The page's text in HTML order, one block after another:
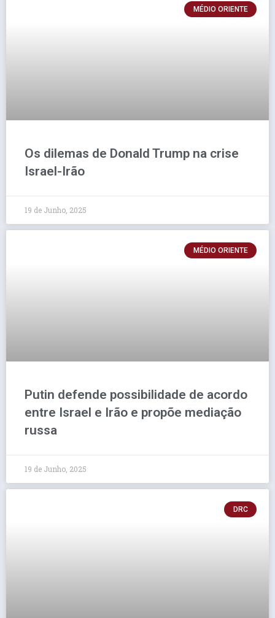
MÉDIO ORIENTE
Os dilemas de Donald Trump na crise
Israel-Irão
19 de Junho, 2025
MÉDIO ORIENTE
Putin defende possibilidade de acordo
entre Israel e Irão e propõe mediação
russa
19 de Junho, 2025
DRC